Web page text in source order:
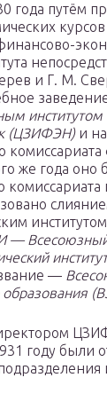
года путём
и Г. М.
институтом
(ЦЗИФЭН)и
же года оно
—
институт
—
образования
году были